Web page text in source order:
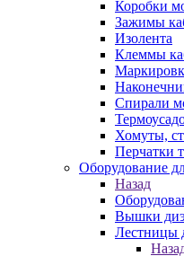
Коробки
Зажимы
Изолента
Клеммы
Спирали
Хомуты,
Перчатки
Оборудование
Назад
Вышки
Лестницы